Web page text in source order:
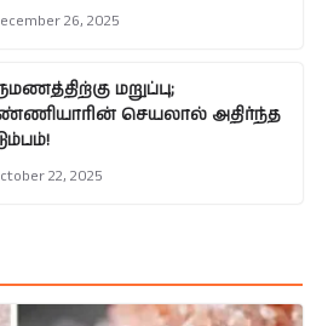
26, 2025
மறுப்பு;
செயலால் அதிர்ந்த
22, 2025